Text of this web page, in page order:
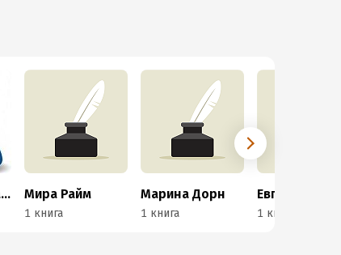
Екатерина Красавина Мира Райм
1 книга
Марина Дорн
1 книга 1 книга